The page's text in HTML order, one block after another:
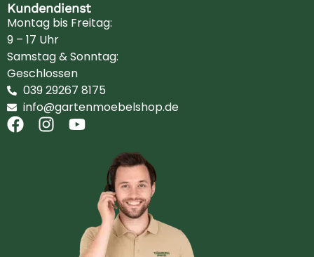
Kundendienst
Montag bis Freitag:
9 – 17 Uhr
Samstag & Sonntag:
Geschlossen
039 29267 8175
info@gartenmoebelshop.de